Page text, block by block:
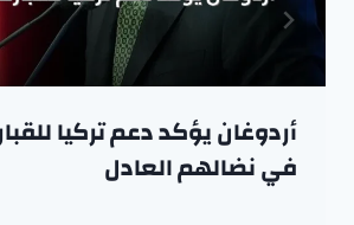
أردوغان يؤكد دعم تركيا
في نضالهم العادل